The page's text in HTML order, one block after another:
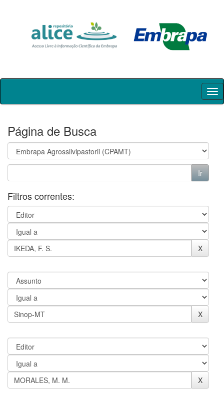
Skip
Página de Busca
Filtros correntes: